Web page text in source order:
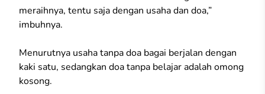
meraihnya, tentu saja dengan usaha dan doa,”
imbuhnya.
Menurutnya usaha tanpa doa bagai berjalan dengan
kaki satu, sedangkan doa tanpa belajar adalah omong
kosong.